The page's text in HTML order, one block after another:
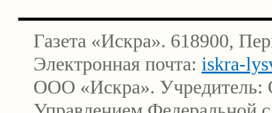
Газета «Искра». 618900,
Электронная почта: iskra-
ООО «Искра». Учредитель: